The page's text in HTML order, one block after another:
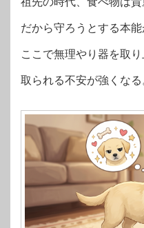
だから守ろうとする本能
ここで無理やり器を取り
取られる不安が強くなる